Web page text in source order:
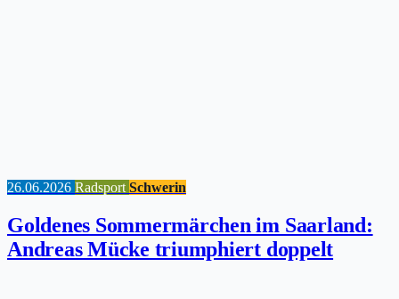
26.06.2026 Radsport Schwerin
Goldenes Sommermärchen im Saarland:
Andreas Mücke triumphiert doppelt